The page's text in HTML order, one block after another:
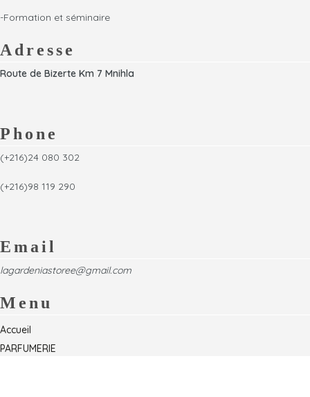
-Formation et séminaire
Adresse
Route de Bizerte Km 7 Mnihla
Phone
(+216)24 080 302
(+216)98 119 290
Email
lagardeniastoree@gmail.com
Menu
Accueil
PARFUMERIE